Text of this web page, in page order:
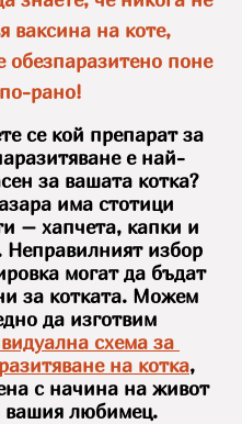
ваксина на коте,
обезпаразитено поне
рано!
се кой препарат за
е най-
за вашата котка?
има стотици
– хапчета, капки и
Неправилният избор
могат да бъдат
за котката. Можем
да изготвим
схема за
на котка,
с начина на живот
вашия любимец.